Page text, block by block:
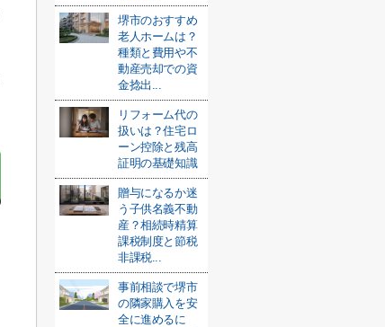
堺市のおすすめ
老人ホームは？
種類と費用や不
動産売却での資
金捻出...
リフォーム代の
扱いは？住宅ロ
ーン控除と残高
証明の基礎知識
贈与になるか迷
う子供名義不動
産？相続時精算
課税制度と節税
非課税...
事前相談で堺市
の隣家購入を安
全に進めるに